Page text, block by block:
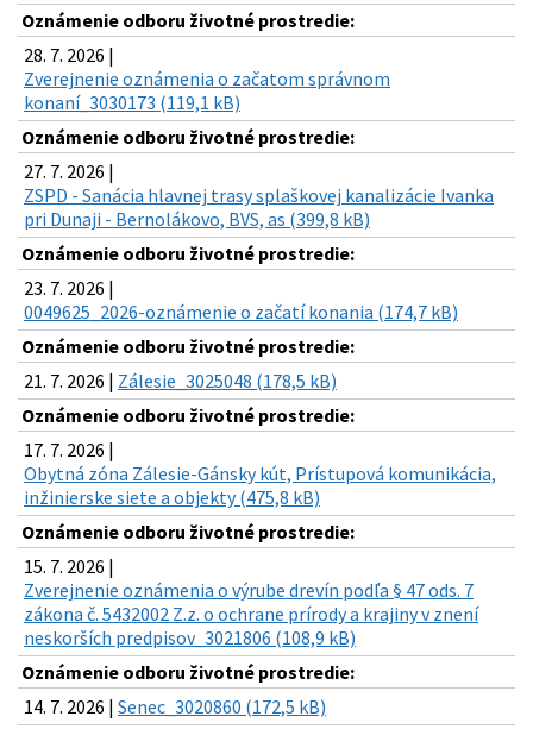
Oznámenie odboru životné prostredie:
28. 7. 2026 |
Zverejnenie oznámenia o začatom správnom
konaní_3030173 (119,1 kB)
Oznámenie odboru životné prostredie:
27. 7. 2026 |
ZSPD - Sanácia hlavnej trasy splaškovej kanalizácie Ivanka
pri Dunaji - Bernolákovo, BVS, as (399,8 kB)
Oznámenie odboru životné prostredie:
23. 7. 2026 |
0049625_2026-oznámenie o začatí konania (174,7 kB)
Oznámenie odboru životné prostredie:
21. 7. 2026 | Zálesie_3025048 (178,5 kB)
Oznámenie odboru životné prostredie:
17. 7. 2026 |
Obytná zóna Zálesie-Gánsky kút, Prístupová komunikácia,
inžinierske siete a objekty (475,8 kB)
Oznámenie odboru životné prostredie:
15. 7. 2026 |
Zverejnenie oznámenia o výrube drevín podľa § 47 ods. 7
zákona č. 5432002 Z.z. o ochrane prírody a krajiny v znení
neskorších predpisov_3021806 (108,9 kB)
Oznámenie odboru životné prostredie:
14. 7. 2026 | Senec_3020860 (172,5 kB)